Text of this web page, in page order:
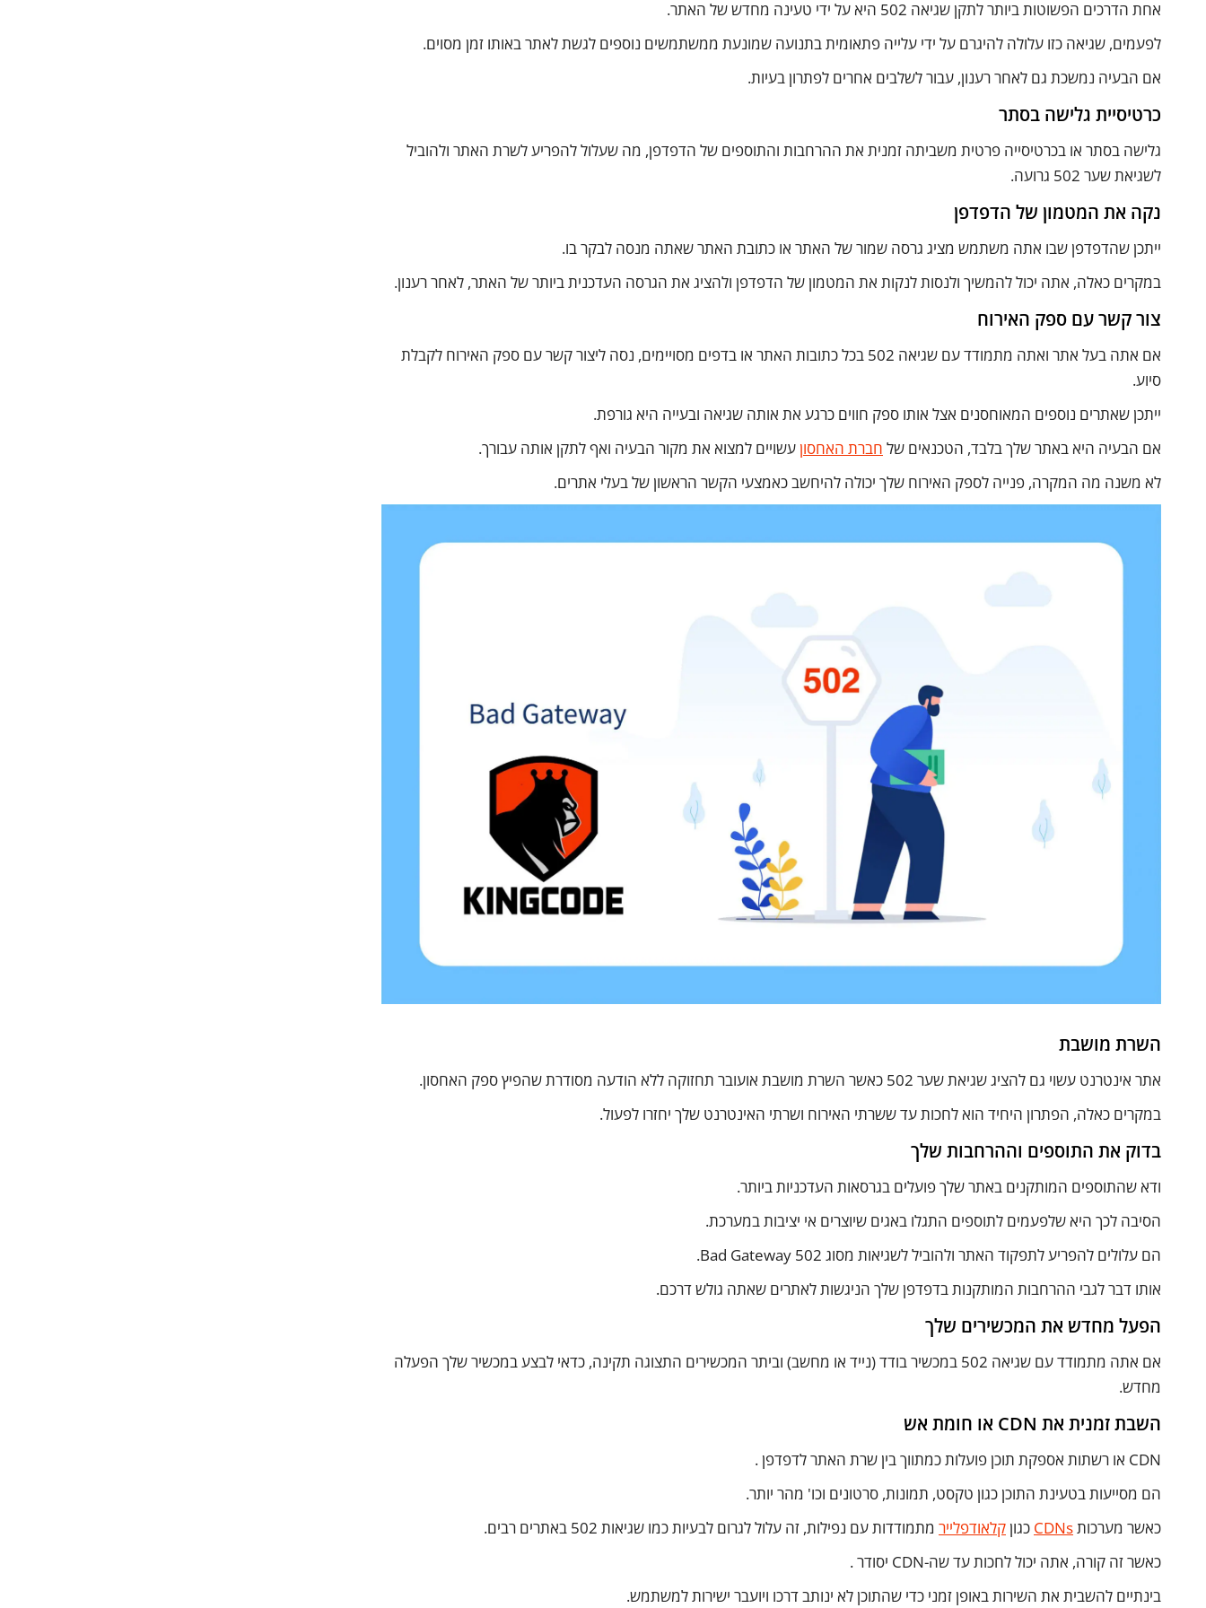
אחת הדרכים הפשוטות ביותר לתקן שגיאה 502 היא על ידי טעינה מחדש של האתר.
לפעמים, שגיאה כזו עלולה להיגרם על ידי עלייה פתאומית בתנועה שמונעת ממשתמשים נוספים לגשת לאתר באותו זמן מסוים.
אם הבעיה נמשכת גם לאחר רענון, עבור לשלבים אחרים לפתרון בעיות.
כרטיסיית גלישה בסתר
גלישה בסתר או בכרטיסייה פרטית משביתה זמנית את ההרחבות והתוספים של הדפדפן, מה שעלול להפריע לשרת האתר ולהוביל
לשגיאת שער 502 גרועה.
נקה את המטמון של הדפדפן
ייתכן שהדפדפן שבו אתה משתמש מציג גרסה שמור של האתר או כתובת האתר שאתה מנסה לבקר בו.
במקרים כאלה, אתה יכול להמשיך ולנסות לנקות את המטמון של הדפדפן ולהציג את הגרסה העדכנית ביותר של האתר, לאחר רענון.
צור קשר עם ספק האירוח
אם אתה בעל אתר ואתה מתמודד עם שגיאה 502 בכל כתובות האתר או בדפים מסויימים, נסה ליצור קשר עם ספק האירוח לקבלת
סיוע.
ייתכן שאתרים נוספים המאוחסנים אצל אותו ספק חווים כרגע את אותה שגיאה ובעייה היא גורפת.
אם הבעיה היא באתר שלך בלבד, הטכנאים של חברת האחסון עשויים למצוא את מקור הבעיה ואף לתקן אותה עבורך.
לא משנה מה המקרה, פנייה לספק האירוח שלך יכולה להיחשב כאמצעי הקשר הראשון של בעלי אתרים.
השרת מושבת
אתר אינטרנט עשוי גם להציג שגיאת שער 502 כאשר השרת מושבת אועובר תחזוקה ללא הודעה מסודרת שהפיץ ספק האחסון.
במקרים כאלה, הפתרון היחיד הוא לחכות עד ששרתי האירוח ושרתי האינטרנט שלך יחזרו לפעול.
בדוק את התוספים וההרחבות שלך
ודא שהתוספים המותקנים באתר שלך פועלים בגרסאות העדכניות ביותר.
הסיבה לכך היא שלפעמים לתוספים התגלו באגים שיוצרים אי יציבות במערכת.
הם עלולים להפריע לתפקוד האתר ולהוביל לשגיאות מסוג 502 Bad Gateway.
אותו דבר לגבי ההרחבות המותקנות בדפדפן שלך הניגשות לאתרים שאתה גולש דרכם.
הפעל מחדש את המכשירים שלך
אם אתה מתמודד עם שגיאה 502 במכשיר בודד (נייד או מחשב) וביתר המכשירים התצוגה תקינה, כדאי לבצע במכשיר שלך הפעלה
מחדש.
השבת זמנית את CDN או חומת אש
CDN או רשתות אספקת תוכן פועלות כמתווך בין שרת האתר לדפדפן .
הם מסייעות בטעינת התוכן כגון טקסט, תמונות, סרטונים וכו' מהר יותר.
כאשר מערכותCDNs כגון קלאודפלייר מתמודדות עם נפילות, זה עלול לגרום לבעיות כמו שגיאות 502 באתרים רבים.
כאשר זה קורה, אתה יכול לחכות עד שה-CDN יסודר .
בינתיים להשבית את השירות באופן זמני כדי שהתוכן לא ינותב דרכו ויועבר ישירות למשתמש.